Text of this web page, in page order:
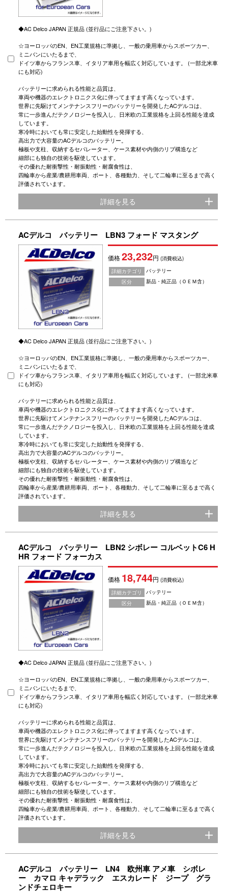
◆AC Delco JAPAN 正規品 (並行品にご注意下さい。)
☆ヨーロッパのEN、EN工業規格に準拠し、一般の乗用車からスポーツカー、
ミニバンにいたるまで、
ドイツ車からフランス車、イタリア車用を幅広く対応しています。 (一部北米車
にも対応)
バッテリーに求められる性能と品質は、
車両や機器のエレクトロニクス化に伴ってますます高くなっています。
世界に先駆けてメンテナンスフリーのバッテリーを開発したACデルコは、
常に一歩進んだテクノロジーを投入し、日米欧の工業規格を上回る性能を達成
しています。
寒冷時においても常に安定した始動性を発揮する、
高出力で大容量のACデルコのバッテリー。
極板や支柱、収納するセパレーター、ケース素材や内側のリブ構造など
細部にも独自の技術を駆使しています。
その優れた耐衝撃性・耐振動性・耐腐食性は、
四輪車から産業/農耕用車両、ポート、各種動力、そして二輪車に至るまで高く
評価されています。
詳細を見る
ACデルコ バッテリー LBN3 フォード マスタング
価格23,232円(消費税込)
詳細カテゴリ
バッテリー
区分
新品・純正品（ＯＥＭ含）
◆AC Delco JAPAN 正規品 (並行品にご注意下さい。)
☆ヨーロッパのEN、EN工業規格に準拠し、一般の乗用車からスポーツカー、
ミニバンにいたるまで、
ドイツ車からフランス車、イタリア車用を幅広く対応しています。 (一部北米車
にも対応)
バッテリーに求められる性能と品質は、
車両や機器のエレクトロニクス化に伴ってますます高くなっています。
世界に先駆けてメンテナンスフリーのバッテリーを開発したACデルコは、
常に一歩進んだテクノロジーを投入し、日米欧の工業規格を上回る性能を達成
しています。
寒冷時においても常に安定した始動性を発揮する、
高出力で大容量のACデルコのバッテリー。
極板や支柱、収納するセパレーター、ケース素材や内側のリブ構造など
細部にも独自の技術を駆使しています。
その優れた耐衝撃性・耐振動性・耐腐食性は、
四輪車から産業/農耕用車両、ポート、各種動力、そして二輪車に至るまで高く
評価されています。
詳細を見る
ACデルコ バッテリー LBN2 シボレー コルベットC6 H
HR フォード フォーカス
価格 18,744円(消費税込)
詳細カテゴリ
バッテリー
区分
新品・純正品（ＯＥＭ含）
◆AC Delco JAPAN 正規品 (並行品にご注意下さい。)
☆ヨーロッパのEN、EN工業規格に準拠し、一般の乗用車からスポーツカー、
ミニバンにいたるまで、
ドイツ車からフランス車、イタリア車用を幅広く対応しています。 (一部北米車
にも対応)
バッテリーに求められる性能と品質は、
車両や機器のエレクトロニクス化に伴ってますます高くなっています。
世界に先駆けてメンテナンスフリーのバッテリーを開発したACデルコは、
常に一歩進んだテクノロジーを投入し、日米欧の工業規格を上回る性能を達成
しています。
寒冷時においても常に安定した始動性を発揮する、
高出力で大容量のACデルコのバッテリー。
極板や支柱、収納するセパレーター、ケース素材や内側のリブ構造など
細部にも独自の技術を駆使しています。
その優れた耐衝撃性・耐振動性・耐腐食性は、
四輪車から産業/農耕用車両、ポート、各種動力、そして二輪車に至るまで高く
評価されています。
詳細を見る
ACデルコ バッテリー LN4 欧州車 アメ車 シボレ
ー カマロ キャデラック エスカレード ジープ グラ
ンドチェロキー